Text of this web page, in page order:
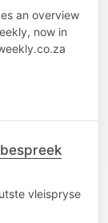
an overview
now in
vleispryse